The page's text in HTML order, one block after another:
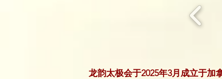
龙韵太极会于2025年3月成立于加